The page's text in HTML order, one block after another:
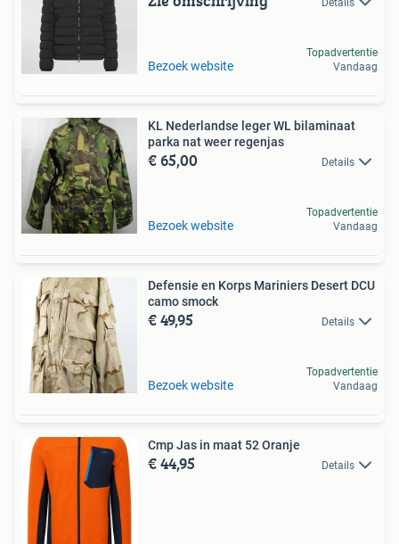
Details
Bezoek website
Topadvertentie
Vandaag
KL Nederlandse leger WL bilaminaat
parka nat weer regenjas
€ 65,00 Details
Bezoek website
Topadvertentie
Vandaag
Defensie en Korps Mariniers Desert DCU
camo smock
€ 49,95 Details
Bezoek website
Topadvertentie
Vandaag
Cmp Jas in maat 52 Oranje
€ 44,95 Details